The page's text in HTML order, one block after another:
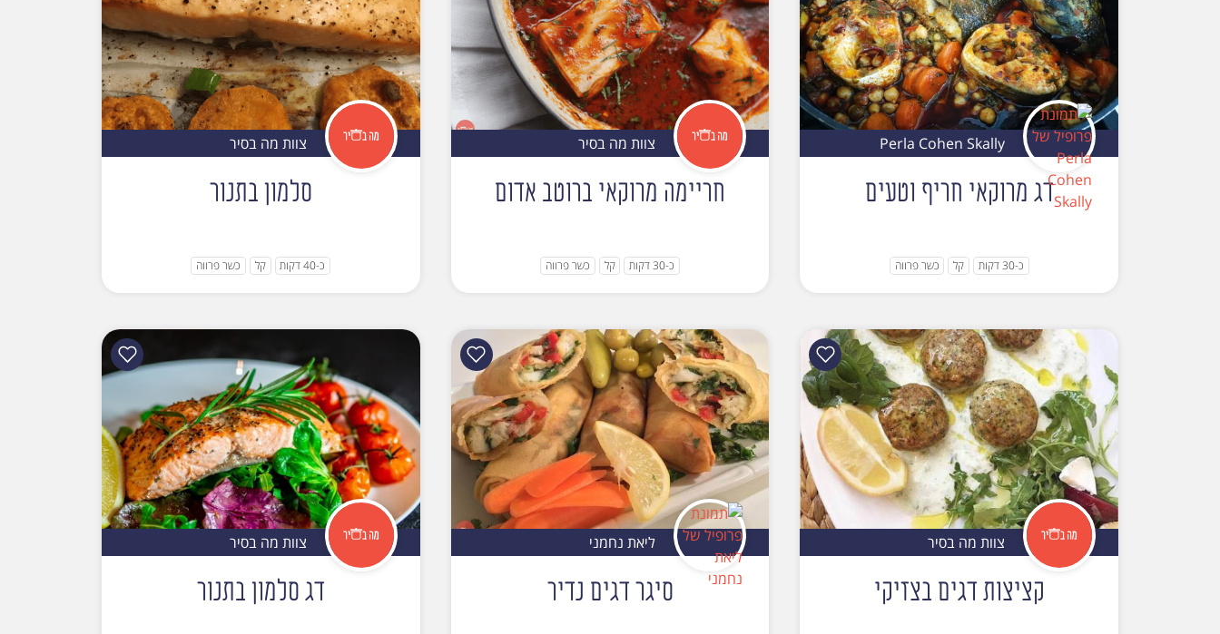
Perla Cohen Skally
דג מרוקאי חריף וטעים
כ-30 דקות קל כשר פרווה
צוות מה בסיר
חריימה מרוקאי ברוטב אדום
כ-30 דקות קל כשר פרווה
צוות מה בסיר
סלמון בתנור
כ-40 דקות קל כשר פרווה
צוות מה בסיר
קציצות דגים בצזיקי
ליאת נחמני
סיגר דגים נדיר
צוות מה בסיר
דג סלמון בתנור